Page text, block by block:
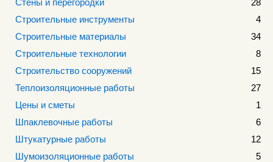
Стены и перегородки
28
Строительные инструменты
4
Строительные материалы
34
Строительные технологии
8
Строительство сооружений
15
Теплоизоляционные работы
27
Цены и сметы
1
Шпаклевочные работы
6
Штукатурные работы
12
Шумоизоляционные работы
5